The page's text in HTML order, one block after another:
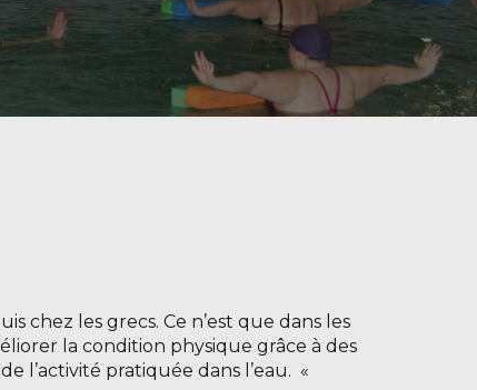
chez les grecs. Ce n’est que dans les
la condition physique grâce à des
l’activité pratiquée dans l’eau. «